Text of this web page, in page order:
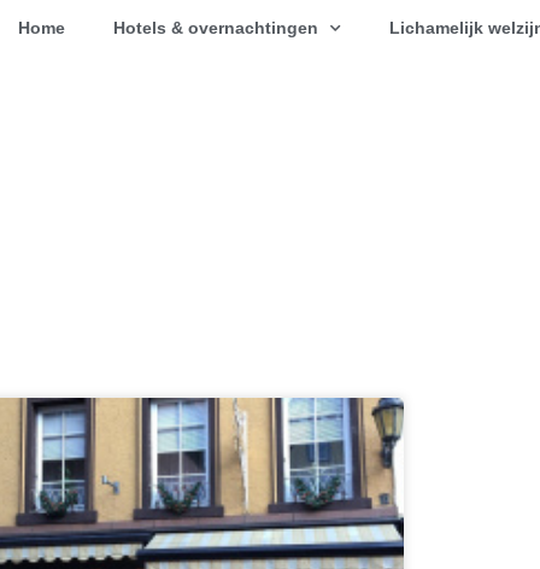
Home Hotels & overnachtingen Lichamelijk